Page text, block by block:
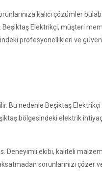
kalıcı çözümler
Beşiktaş Elektrikçi, müşteri
profesyonellikleri ve
Bu nedenle Beşiktaş Elektrikçi
bölgesindeki elektrik
Deneyimli ekibi, kaliteli
sorunlarınızı çözer